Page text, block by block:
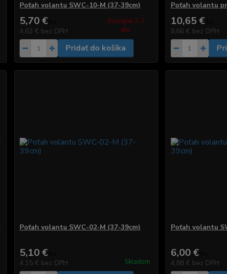
Poťah volantu SWC-10-M (37-39cm)
5,70 €
4,63 € bez DPH
Zvyčajne 2-7
dni.
Pridať do košíka
Poťah volantu
10,65 €/
8,66 € bez DPH
Poťah volantu SWC-02-M (37-39cm)
5,10 €
4,15 € bez DPH Skladom
Poťah volantu
6,00 €/
4,88 € bez DPH